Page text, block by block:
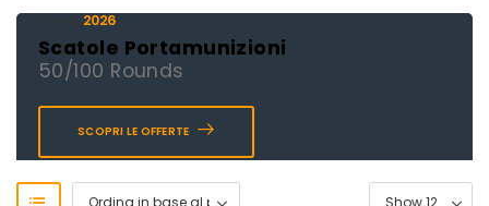
2026
Scatole Portamunizioni
50/100 Rounds
SCOPRI LE OFFERTE